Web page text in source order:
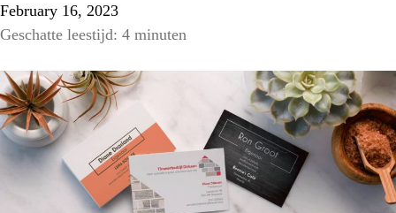
February 16, 2023
Geschatte leestijd: 4 minuten